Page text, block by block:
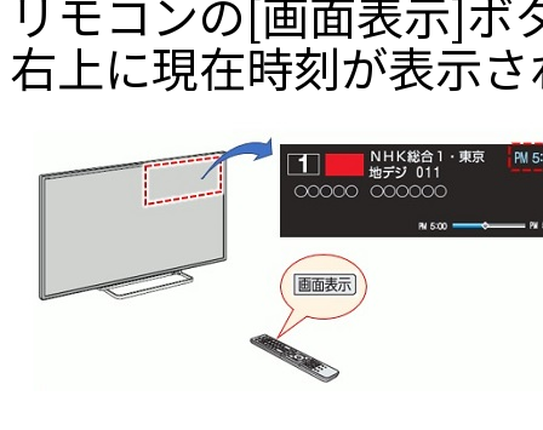
リモコンの[画面表示]ボ
右上に現在時刻が表示